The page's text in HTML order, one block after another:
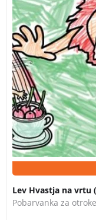
Lev Hvastja na vrtu
Pobarvanka za otroke